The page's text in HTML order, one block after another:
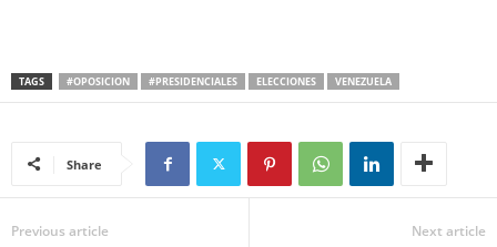
TAGS #OPOSICION #PRESIDENCIALES ELECCIONES VENEZUELA
Share
Previous article Next article